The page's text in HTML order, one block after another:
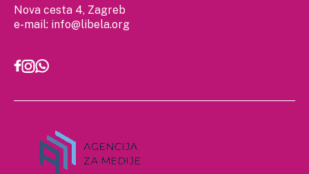
Nova cesta 4, Zagreb
e-mail: info@libela.org